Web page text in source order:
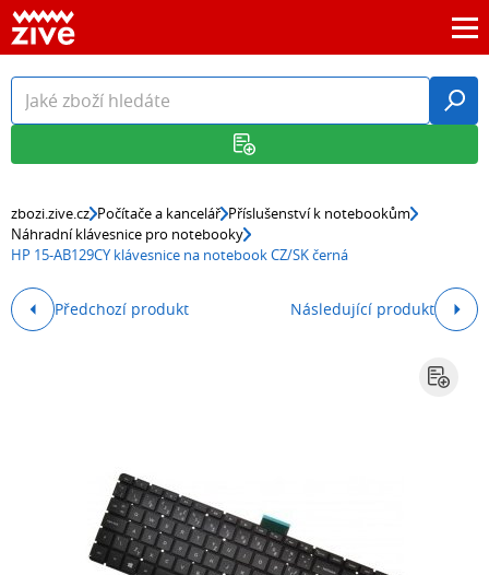
zbozi.zive.cz Počítače a kancelář Příslušenství k notebookům
Náhradní klávesnice pro notebooky
HP 15-AB129CY klávesnice na notebook CZ/SK černá
Předchozí produkt Následující produkt